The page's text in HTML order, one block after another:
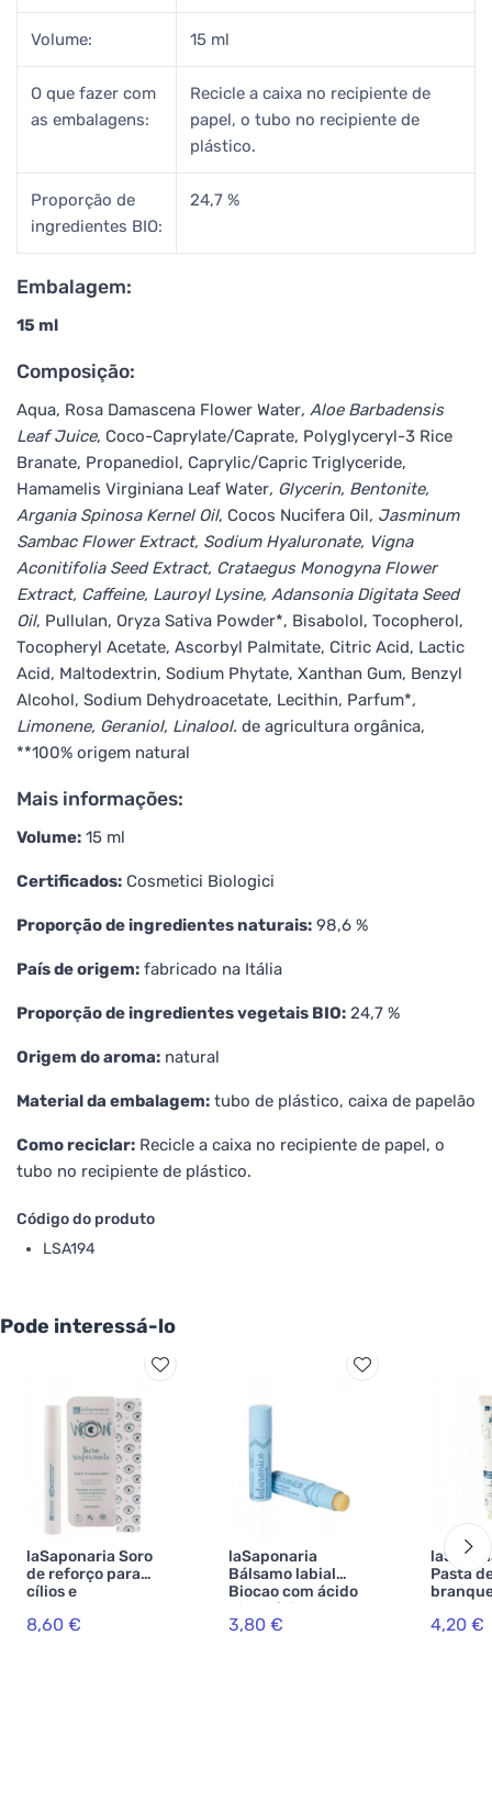
Volume: 15 ml
O que fazer com
as embalagens:
Recicle a caixa no recipiente de
papel, o tubo no recipiente de
plástico.
Proporção de
ingredientes BIO:
24,7 %
Embalagem:
15 ml
Composição:
Aqua, Rosa Damascena Flower Water, Aloe Barbadensis
Leaf Juice, Coco-Caprylate/Caprate, Polyglyceryl-3 Rice
Branate, Propanediol, Caprylic/Capric Triglyceride,
Hamamelis Virginiana Leaf Water, Glycerin, Bentonite,
Argania Spinosa Kernel Oil, Cocos Nucifera Oil, Jasminum
Sambac Flower Extract, Sodium Hyaluronate, Vigna
Aconitifolia Seed Extract, Crataegus Monogyna Flower
Extract, Caffeine, Lauroyl Lysine, Adansonia Digitata Seed
Oil, Pullulan, Oryza Sativa Powder*, Bisabolol, Tocopherol,
Tocopheryl Acetate, Ascorbyl Palmitate, Citric Acid, Lactic
Acid, Maltodextrin, Sodium Phytate, Xanthan Gum, Benzyl
Alcohol, Sodium Dehydroacetate, Lecithin, Parfum*,
Limonene, Geraniol, Linalool. de agricultura orgânica,
**100% origem natural
Mais informações:
Volume: 15 ml
Certificados: Cosmetici Biologici
Proporção de ingredientes naturais: 98,6 %
País de origem: fabricado na Itália
Proporção de ingredientes vegetais BIO: 24,7 %
Origem do aroma: natural
Material da embalagem: tubo de plástico, caixa de papelão
Como reciclar: Recicle a caixa no recipiente de papel, o
tubo no recipiente de plástico.
Código do produto
LSA194
Pode interessá-lo
laSaponaria Soro
de reforço para
cílios e
(10 ml)
8,60 €
laSaponaria
Bálsamo labial
Biocao com ácido
hialurónico BIO
(5,7 ml)
3,80 €
Pasta
BIO de
4,20 €